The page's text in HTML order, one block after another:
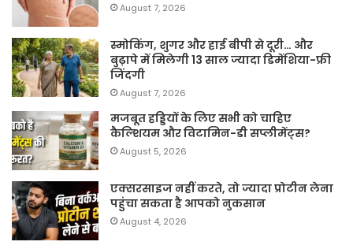
August 7, 2026
स्मोकिंग, शुगर और हाई बीपी से दूरी… और
बुढ़ापे में मिलेगी 13 साल ज्यादा डिमेंशिया-फ्री
जिंदगी
August 7, 2026
मजबूत हड्डियों के लिए सभी को चाहिए
कैल्शियम और विटामिन-डी सप्लीमेंट्स?
August 5, 2026
एक्सरसाइज नहीं करते, तो ज्यादा प्रोटीन लेना
पहुंचा सकता है आपको नुकसान
August 4, 2026